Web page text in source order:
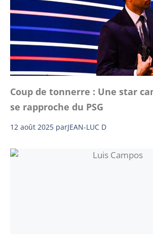
Coup de tonnerre : Une star
se rapproche du PSG
12 août 2025 parJEAN-LUC D